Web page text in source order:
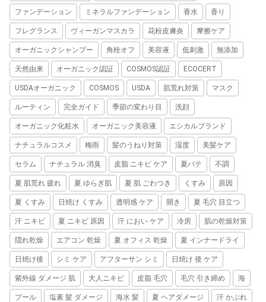
ファンデーション ミネラルファンデーション 香水 香り
フレグランス ヴィーガンマスカラ 花粉皮膚炎 摩擦ケア
オーガニックシャンプー 角栓オフ 美容液 低刺激 無添加
天然由来 オーガニック認証 COSMOS認証 ECOCERT
USDAオーガニック COSMOS USDA 肌荒れ対策 マスク
ルーティン 完全ガイド 季節の変わり目 洗顔
オーガニック化粧水 オーガニック美容液 エシカルブランド
ナチュラルコスメ 梅雨 髪のうねり対策 湿度 美髪ケア
セラム ナチュラル 消臭 皮脂 ニキビ ケア 夏バテ 不調
夏 肌荒れ 疲れ 夏 ゆらぎ肌 夏 肌 ごわつき くすみ 原因
夏 くすみ 日焼け くすみ 透明感 ケア 開き 夏 毛穴 目立つ
汗 ニキビ 夏 ニキビ 原因 汗 におい ケア 冷房 肌の乾燥対策
隠れ乾燥 エアコン 乾燥 夏 オフィス 乾燥 夏 インナードライ
日焼け後 シミ ケア アフターサン シミ 日焼け 後 ケア
紫外線 ダメージ 肌 大人ニキビ 皮脂 毛穴 毛穴 引き締め 海
プール 塩素 髪 ダメージ 海水 髪 夏 ヘアダメージ 汗 かぶれ